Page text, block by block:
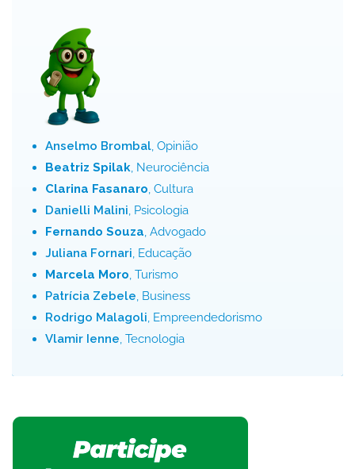
Anselmo Brombal, Opinião
Beatriz Spilak, Neurociência
Clarina Fasanaro, Cultura
Danielli Malini, Psicologia
Fernando Souza, Advogado
Juliana Fornari, Educação
Marcela Moro, Turismo
Patrícia Zebele, Business
Rodrigo Malagoli, Empreendedorismo
Vlamir Ienne, Tecnologia